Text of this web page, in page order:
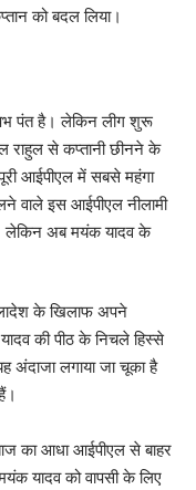
को बदल लिया।
पंत है। लेकिन लीग शुरू
राहुल से कप्तानी छीनने के
आईपीएल में सबसे महंगा
वाले इस आईपीएल नीलामी
लेकिन अब मयंक यादव के
के खिलाफ अपने
की पीठ के निचले हिस्से
अंदाजा लगाया जा चूका है
का आधा आईपीएल से बाहर
यादव को वापसी के लिए